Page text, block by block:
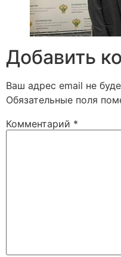
Добавить
Ваш адрес email не
Обязательные поля
Комментарий *